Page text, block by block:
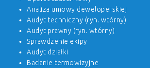
Analiza umowy deweloperskiej
Audyt techniczny (ryn. wtórny)
Audyt prawny (ryn. wtórny)
Sprawdzenie ekipy
Audyt działki
Badanie termowizyjne